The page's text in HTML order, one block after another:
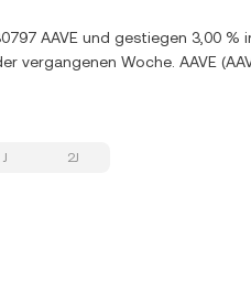
AAVE und gestiegen 3,00
vergangenen Woche. AAVE
2J